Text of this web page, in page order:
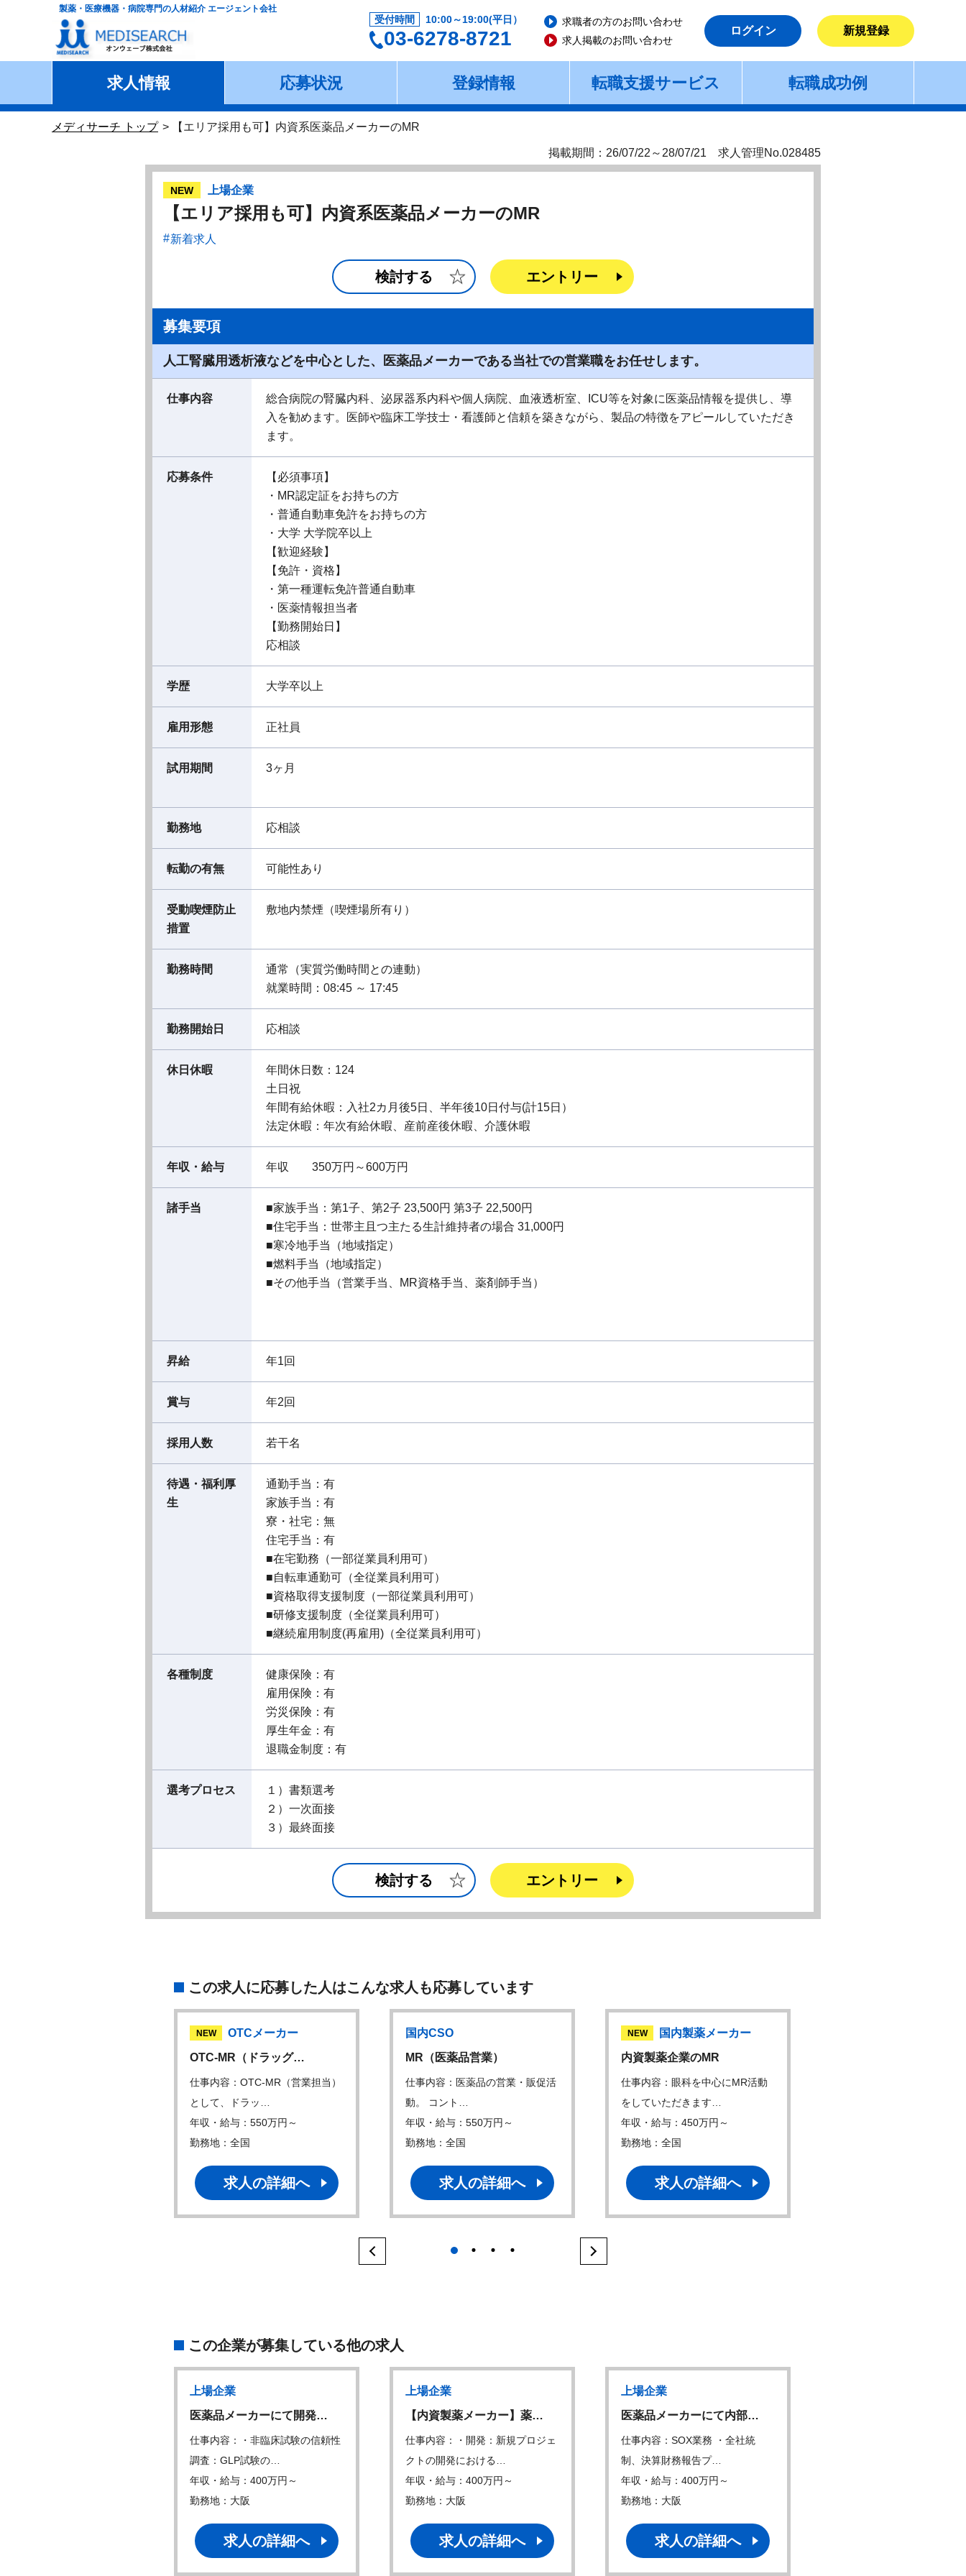
製薬・医療機器・病院専門の人材紹介 エージェント会社
受付時間 10:00～19:00(平日）
03-6278-8721
求職者の方のお問い合わせ
求人掲載のお問い合わせ
ログイン 新規登録
求人情報 応募状況 登録情報 転職支援サービス 転職成功例
メディサーチ トップ 【エリア採用も可】内資系医薬品メーカーのMR
掲載期間：26/07/22～28/07/21 求人管理No.028485
NEW 上場企業
【エリア採用も可】内資系医薬品メーカーのMR
新着求人
検討する エントリー
募集要項
人工腎臓用透析液などを中心とした、医薬品メーカーである当社での営業職をお任せします。
仕事内容
総合病院の腎臓内科、泌尿器系内科や個人病院、血液透析室、ICU等を対象に医薬品情報を提供し、導
入を勧めます。医師や臨床工学技士・看護師と信頼を築きながら、製品の特徴をアピールしていただき
ます。
応募条件
【必須事項】
・MR認定証をお持ちの⽅
・普通⾃動⾞免許をお持ちの⽅
・⼤学 ⼤学院卒以上
【歓迎経験】
【免許・資格】
・第⼀種運転免許普通⾃動⾞
・医薬情報担当者
【勤務開始日】
応相談
学歴 大学卒以上
雇用形態 正社員
試用期間 3ヶ月
勤務地 応相談
転勤の有無 可能性あり
受動喫煙防止
措置
敷地内禁煙（喫煙場所有り）
勤務時間
通常（実質労働時間との連動）
就業時間：08:45 ～ 17:45
勤務開始日 応相談
休日休暇
年間休日数：124
土日祝
年間有給休暇：入社2カ月後5日、半年後10日付与(計15日）
法定休暇：年次有給休暇、産前産後休暇、介護休暇
年収・給与 年収 350万円～600万円
諸手当
■家族手当：第1子、第2子 23,500円 第3子 22,500円
■住宅手当：世帯主且つ主たる生計維持者の場合 31,000円
■寒冷地手当（地域指定）
■燃料手当（地域指定）
■その他手当（営業手当、MR資格手当、薬剤師手当）
昇給 年1回
賞与 年2回
採用人数 若干名
待遇・福利厚
生
通勤手当：有
家族手当：有
寮・社宅：無
住宅手当：有
■在宅勤務（一部従業員利用可）
■自転車通勤可（全従業員利用可）
■資格取得支援制度（一部従業員利用可）
■研修支援制度（全従業員利用可）
■継続雇用制度(再雇用)（全従業員利用可）
各種制度
健康保険：有
雇用保険：有
労災保険：有
厚生年金：有
退職金制度：有
選考プロセス
１）書類選考
２）一次面接
３）最終面接
検討する エントリー
この求人に応募した人はこんな求人も応募しています
NEW
OTCメーカー
OTC‐MR（ドラッグ…
仕事内容：OTC‐MR（営業担当）
として、ドラッ…
年収・給与：550万円～
勤務地：全国
求人の詳細へ
国内CSO
MR（医薬品営業）
仕事内容：医薬品の営業・販促活
動。 コント…
年収・給与：550万円～
勤務地：全国
求人の詳細へ
NEW
国内製薬メーカー
内資製薬企業のMR
仕事内容：眼科を中心にMR活動
をしていただきます…
年収・給与：450万円～
勤務地：全国
求人の詳細へ
1
この企業が募集している他の求人
上場企業
医薬品メーカーにて開発…
仕事内容：・非臨床試験の信頼性
調査：GLP試験の…
年収・給与：400万円～
勤務地：大阪
求人の詳細へ
上場企業
【内資製薬メーカー】薬…
仕事内容：・開発：新規プロジェ
クトの開発における…
年収・給与：400万円～
勤務地：大阪
求人の詳細へ
上場企業
医薬品メーカーにて内部…
仕事内容：SOX業務 ・全社統
制、決算財務報告プ…
年収・給与：400万円～
勤務地：大阪
求人の詳細へ